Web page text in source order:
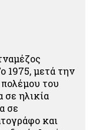
1975, μετά την
του
σε ηλικία
σε
και